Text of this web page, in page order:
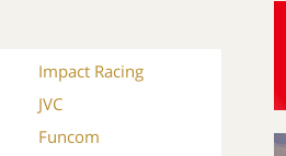
Impact Racing
JVC
Funcom